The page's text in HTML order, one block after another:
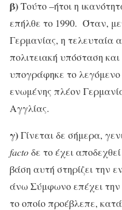
β)Τούτο –ήτοι η
επήλθε το 1990. Όταν,
Γερμανίας, η τελευταία
πολιτειακή υπόσταση
υπογράφηκε το λεγόμενο
ενωμένης πλέον
Αγγλίας.
γ)Γίνεται δε σήμερα,
factoδε το έχει
βάση αυτή στηρίζει την
άνω Σύμφωνο επέχει την
το οποίο προέβλεπε,